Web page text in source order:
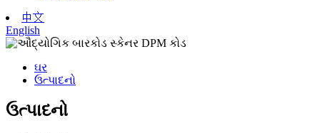
中文
English
ઘર
ઉત્પાદનો
ઉત્પાદનો